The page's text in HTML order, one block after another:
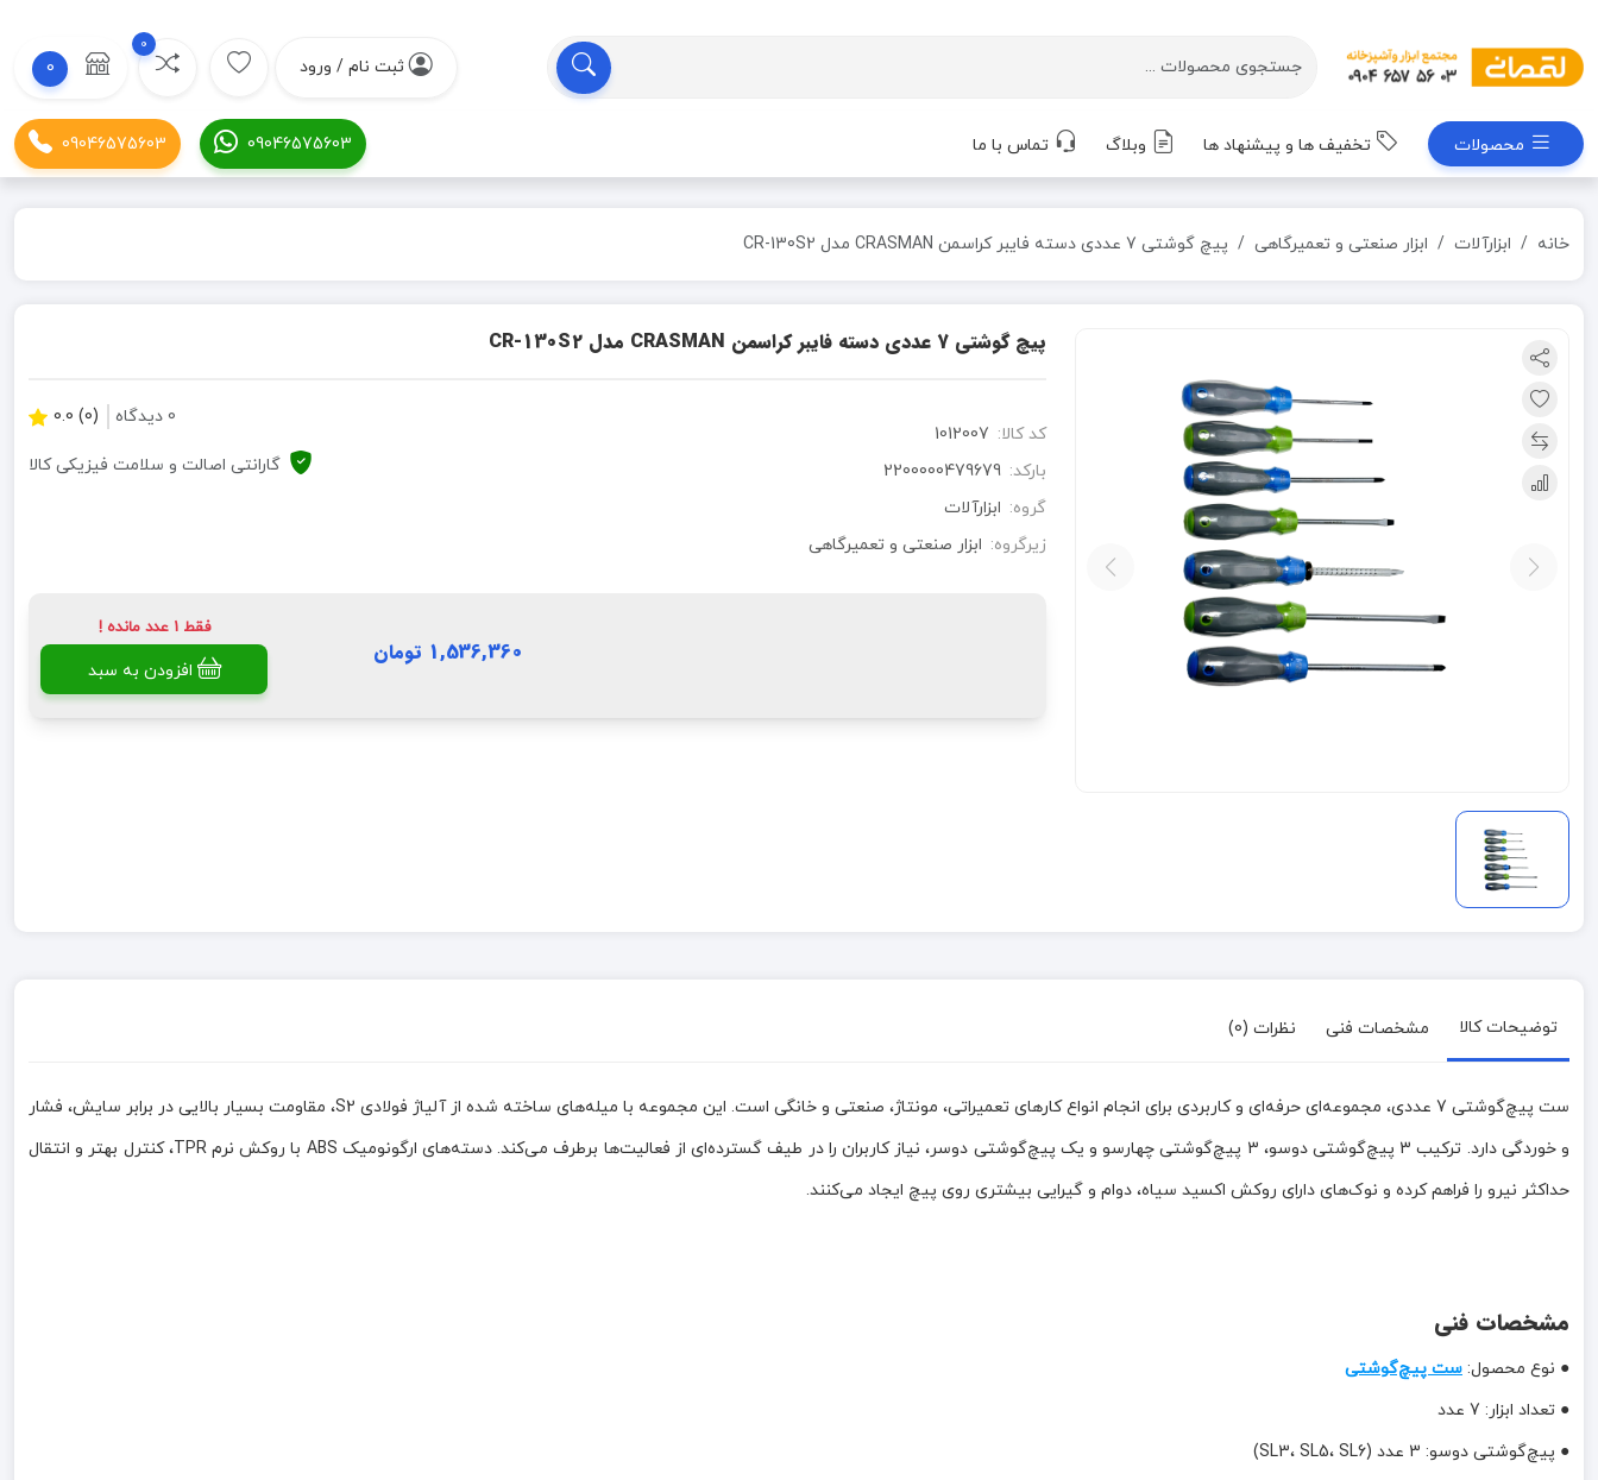
ثبت نام / ورود
0
0
محصولات تخفیف ها و پیشنهاد ها وبلاگ تماس با ما 09046575603
09046575603
خانه ابزارآلات ابزار صنعتی و تعمیرگاهی پیچ گوشتی 7 عددی دسته فایبر کراسمن CRASMAN مدل CR-130S2
پیچ گوشتی 7 عددی دسته فایبر کراسمن CRASMAN مدل CR-130S2
کد کالا: 1012007
بارکد: 2200000479679
گروه: ابزارآلات
زیرگروه: ابزار صنعتی و تعمیرگاهی
0 دیدگاه (0) 0.0
گارانتی اصالت و سلامت فیزیکی کالا
1,536,360 تومان
فقط 1 عدد مانده !
افزودن به سبد
توضیحات کالا مشخصات فنی نظرات (0)
ست پیچ‌گوشتی 7 عددی، مجموعه‌ای حرفه‌ای و کاربردی برای انجام انواع کارهای تعمیراتی، مونتاژ، صنعتی و خانگی است. این مجموعه با میله‌های ساخته شده از آلیاژ فولادی S2، مقاومت بسیار بالایی در برابر سایش، فشار
و خوردگی دارد. ترکیب 3 پیچ‌گوشتی دوسو، 3 پیچ‌گوشتی چهارسو و یک پیچ‌گوشتی دوسر، نیاز کاربران را در طیف گسترده‌ای از فعالیت‌ها برطرف می‌کند. دسته‌های ارگونومیک ABS با روکش نرم TPR، کنترل بهتر و انتقال
حداکثر نیرو را فراهم کرده و نوک‌های دارای روکش اکسید سیاه، دوام و گیرایی بیشتری روی پیچ ایجاد می‌کنند.
مشخصات فنی
● نوع محصول: ست پیچ‌گوشتی
● تعداد ابزار: 7 عدد
● پیچ‌گوشتی دوسو: 3 عدد (SL3، SL5، SL6)